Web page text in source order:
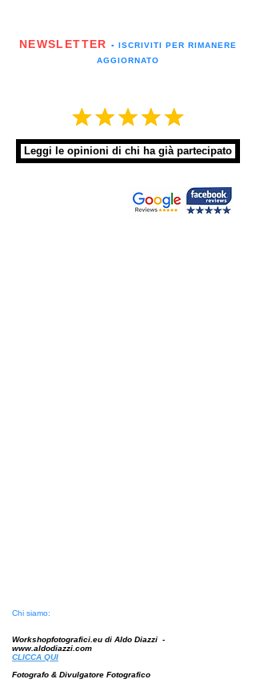
Chi siamo:
Workshopfotografici.eu di Aldo Diazzi -
www.aldodiazzi.com
CLICCA QUI
Fotografo & Divulgatore Fotografico
NEWSLETTER
▪️ ISCRIVITI PER RIMANERE
AGGIORNATO
Leggi le opinioni di chi ha già partecipato